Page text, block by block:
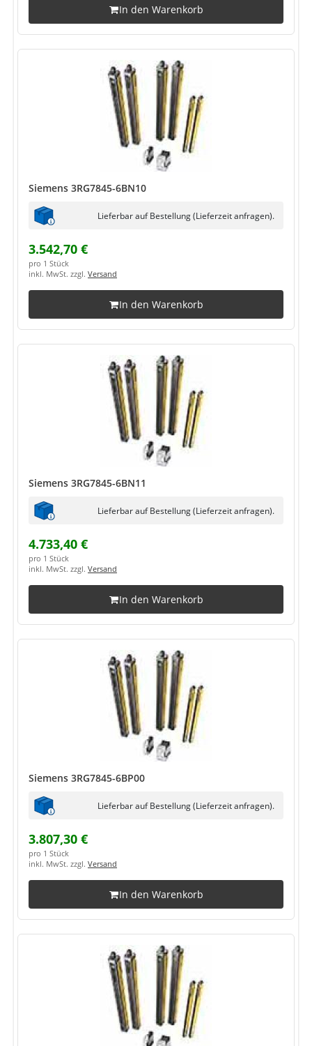
In den Warenkorb
Siemens 3RG7845-6BN10
Lieferbar auf Bestellung (Lieferzeit anfragen).
3.542,70 €
pro 1 Stück
inkl. MwSt. zzgl. Versand
In den Warenkorb
Siemens 3RG7845-6BN11
Lieferbar auf Bestellung (Lieferzeit anfragen).
4.733,40 €
pro 1 Stück
inkl. MwSt. zzgl. Versand
In den Warenkorb
Siemens 3RG7845-6BP00
Lieferbar auf Bestellung (Lieferzeit anfragen).
3.807,30 €
pro 1 Stück
inkl. MwSt. zzgl. Versand
In den Warenkorb